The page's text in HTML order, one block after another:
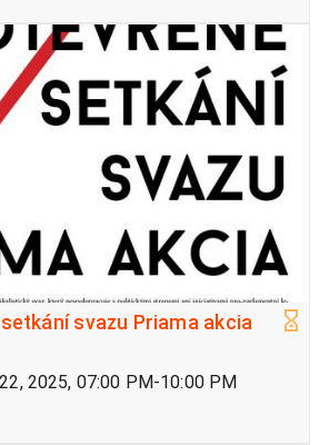
svazu Priama akcia
2025, 07:00 PM-10:00 PM